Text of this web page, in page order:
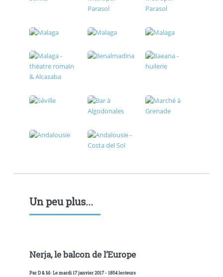
Un peu plus...
Nerja, le balcon de l’Europe
ParD & M- Le mardi 17 janvier 2017 - 1854 lecteurs